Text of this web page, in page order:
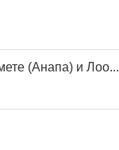
(Анапа) и Лоо...